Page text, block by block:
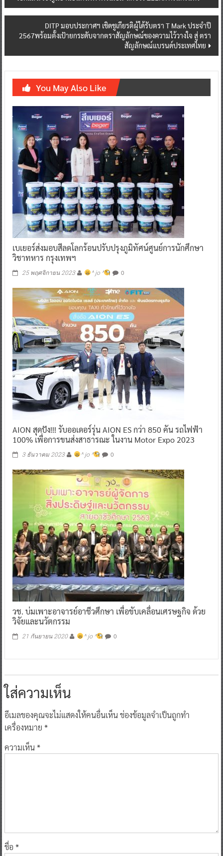
navigation
DITP มอบประกาศฯ เชิดชูเกียรติผู้ได้รับตรา T Mark ประจำปี
2567พร้อมตั้งเป้ายกระดับจากตราสัญลักษณ์ของความไว้วางใจ สู่ ตรา
สัญลักษณ์แบรนด์ประเทศไทย
You May Also Like
เบเยอร์ส่งมอบสีลดโลกร้อนปรับปรุงภูมิทัศน์ศูนย์การนักศึกษา
วิชาทหาร กรุงเทพฯ
25 พฤศจิกายน 2023 ^ jo ^ 0
AION สุดปัง!!! รับออเดอร์รุ่น AION ES กว่า 850 คัน รถไฟฟ้า
100% เพื่อการขนส่งสาธารณะ ในงาน Motor Expo 2023
3 ธันวาคม 2023 ^ jo ^ 0
วช. บ่มเพาะอาจารย์อาชีวศึกษา เพื่อขับเคลื่อนเศรษฐกิจ ด้วย
วิจัยและนวัตกรรม
21 กันยายน 2020 ^ jo ^ 0
ใส่ความเห็น
อีเมลของคุณจะไม่แสดงให้คนอื่นเห็นช่องข้อมูลจำเป็นถูกทำ
เครื่องหมาย *
ความเห็น*
ชื่อ *